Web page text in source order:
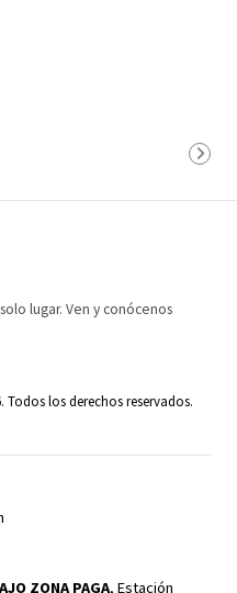
lugar. Ven y conócenos
los derechos reservados.
ZONA PAGA, Estación